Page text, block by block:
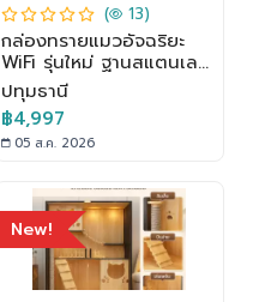
( 13)
กล่องทรายแมวอัจฉริยะ
WiFi รุ่นใหม่ ฐานสแตนเลส
เปิดปิดอัตโนมัติ ทำความ
สะอาดห้องน้ำแมว
ปทุมธานี
฿4,997
05 ส.ค. 2026
New!